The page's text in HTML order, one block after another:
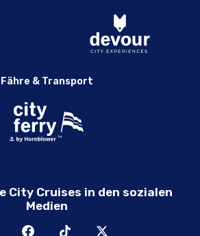
Fähre & Transport
City Cruises in den sozialen
Medien